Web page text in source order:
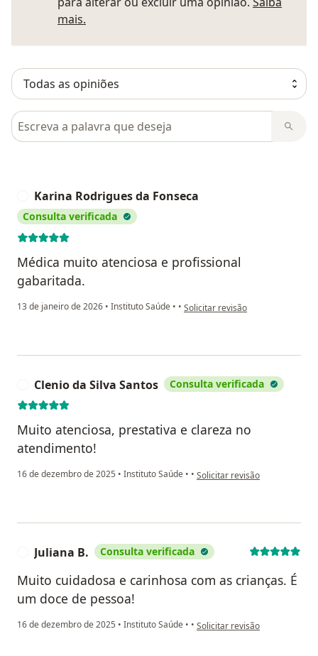
mais.
Pesquisar em opiniões
Karina Rodrigues da Fonseca
Consulta verificada
Médica muito atenciosa e profissional
gabaritada.
13 de janeiro de 2026 • Instituto Saúde • • na opinião do utilizador Karina
Solicitar revisão
Clenio da Silva Santos Consulta verificada
Muito atenciosa, prestativa e clareza no
atendimento!
16 de dezembro de 2025 • Instituto Saúde • • na opinião do utilizador Clenio
Solicitar revisão
Juliana B. Consulta verificada
Muito cuidadosa e carinhosa com as crianças. É
um doce de pessoa!
16 de dezembro de 2025 • Instituto Saúde • • na opinião do utilizador Juliana
Solicitar revisão